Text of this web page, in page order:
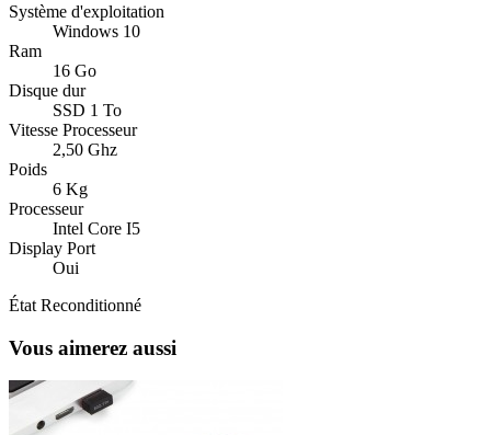
Système d'exploitation
Windows 10
Ram
16 Go
Disque dur
SSD 1 To
Vitesse Processeur
2,50 Ghz
Poids
6 Kg
Processeur
Intel Core I5
Display Port
Oui
État Reconditionné
Vous aimerez aussi